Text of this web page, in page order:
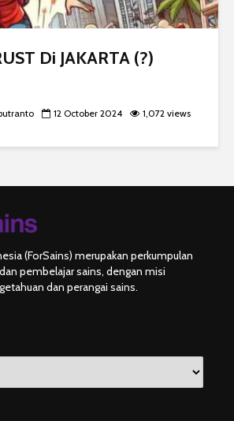
Di JAKARTA (?)
12 October 2024 1,072 views
(ForSains) merupakan perkumpulan
pembelajar sains, dengan misi
dan perangai sains.